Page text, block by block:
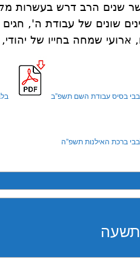
שנים הרב דרש בעשרות
שונים של עבודת ה',
ארועי שמחה בחייו של יהודי,
בסיס עבודת השם תשפ”ב
ברכת האילנות תשפ”ה